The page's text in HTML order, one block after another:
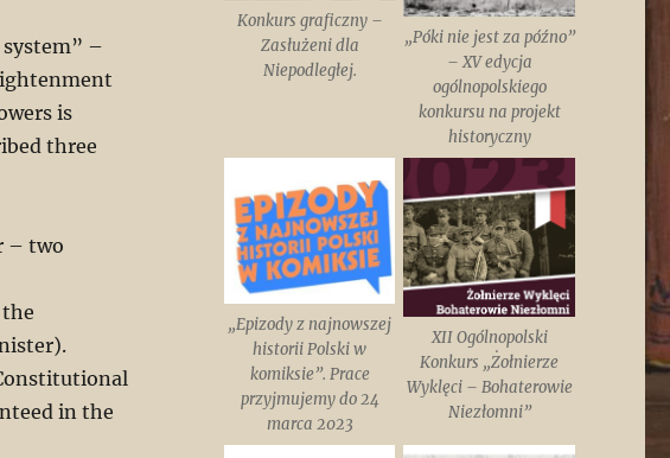
–
is
three
– two
in the
Konkurs graficzny –
Zasłużeni dla
Niepodległej.
„Póki nie jest za późno”
– XV edycja
ogólnopolskiego
konkursu na projekt
historyczny
„Epizody z najnowszej
historii Polski w
komiksie”. Prace
przyjmujemy do 24
marca 2023
XII Ogólnopolski
Konkurs „Żołnierze
Wyklęci – Bohaterowie
Niezłomni”